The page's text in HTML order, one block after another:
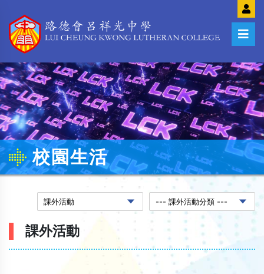
校園生活
課外活動